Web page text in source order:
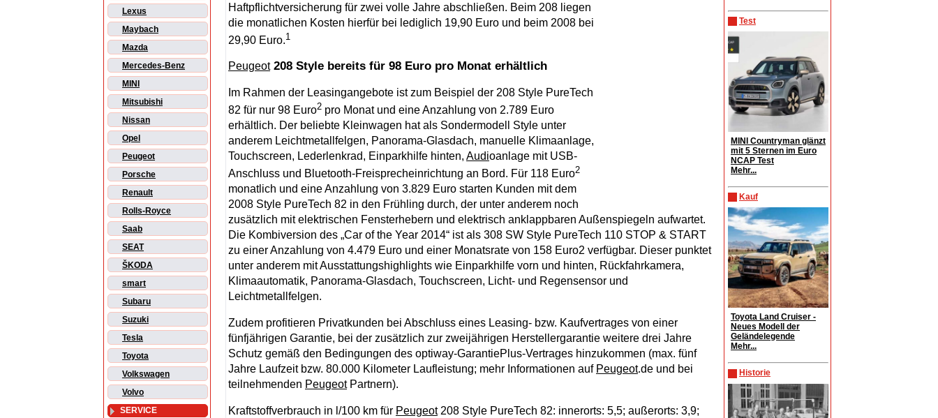
Lexus
Maybach
Mazda
Mercedes-Benz
MINI
Mitsubishi
Nissan
Opel
Peugeot
Porsche
Renault
Rolls-Royce
Saab
SEAT
ŠKODA
smart
Subaru
Suzuki
Tesla
Toyota
Volkswagen
Volvo
SERVICE
Test
MINI Countryman glänzt
mit 5 Sternen im Euro
NCAP Test
Mehr...
Kauf
Toyota Land Cruiser -
Neues Modell der
Geländelegende
Mehr...
Historie
Haftpflichtversicherung für zwei volle Jahre abschließen. Beim 208 liegen
die monatlichen Kosten hierfür bei lediglich 19,90 Euro und beim 2008 bei
29,90 Euro.1
Peugeot208 Style bereits für 98 Euro pro Monat erhältlich
Im Rahmen der Leasingangebote ist zum Beispiel der 208 Style PureTech
82 für nur 98 Euro2 pro Monat und eine Anzahlung von 2.789 Euro
erhältlich. Der beliebte Kleinwagen hat als Sondermodell Style unter
anderem Leichtmetallfelgen, Panorama-Glasdach, manuelle Klimaanlage,
Touchscreen, Lederlenkrad, Einparkhilfe hinten, Audioanlage mit USB-
Anschluss und Bluetooth-Freisprecheinrichtung an Bord. Für 118 Euro2
monatlich und eine Anzahlung von 3.829 Euro starten Kunden mit dem
2008 Style PureTech 82 in den Frühling durch, der unter anderem noch
zusätzlich mit elektrischen Fensterhebern und elektrisch anklappbaren Außenspiegeln aufwartet.
Die Kombiversion des „Car of the Year 2014“ ist als 308 SW Style PureTech 110 STOP & START
zu einer Anzahlung von 4.479 Euro und einer Monatsrate von 158 Euro2 verfügbar. Dieser punktet
unter anderem mit Ausstattungshighlights wie Einparkhilfe vorn und hinten, Rückfahrkamera,
Klimaautomatik, Panorama-Glasdach, Touchscreen, Licht- und Regensensor und
Leichtmetallfelgen.
Zudem profitieren Privatkunden bei Abschluss eines Leasing- bzw. Kaufvertrages von einer
fünfjährigen Garantie, bei der zusätzlich zur zweijährigen Herstellergarantie weitere drei Jahre
Schutz gemäß den Bedingungen des optiway-GarantiePlus-Vertrages hinzukommen (max. fünf
Jahre Laufzeit bzw. 80.000 Kilometer Laufleistung; mehr Informationen auf Peugeot.de und bei
teilnehmenden PeugeotPartnern).
Kraftstoffverbrauch in l/100 km für Peugeot208 Style PureTech 82: innerorts: 5,5; außerorts: 3,9;